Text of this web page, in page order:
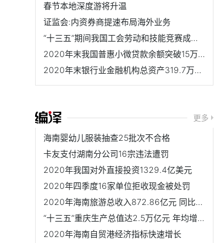
春节本地深度游将升温
证监会:内资券商提速布局海外业务
“十三五”期间我国工会劳动和技能竞赛成效显著
2020年末我国普惠小微贷款余额突破15万亿元
2020年末银行业金融机构总资产319.7万亿元
更多
海南婴幼儿服装抽查25批次不合格
卡友支付湖南分公司16宗违法遭罚
2020年我国对外直接投资1329.4亿美元
2020年四季度16家单位拒收现金被处罚
2020年海南旅游总收入872.86亿元 同比恢复超8成
“十三五”重庆生产总值达2.5万亿元 年均增长7.2%
2020年海南自贸港经济指标快速增长